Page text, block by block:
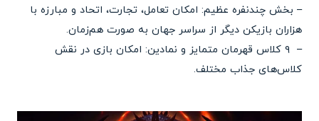
– بخش چندنفره عظیم: امکان تعامل، تجارت، اتحاد و مبارزه با
هزاران بازیکن دیگر از سراسر جهان به صورت هم‌زمان.
– ۹ کلاس قهرمان متمایز و نمادین: امکان بازی در نقش
کلاس‌های جذاب مختلف.